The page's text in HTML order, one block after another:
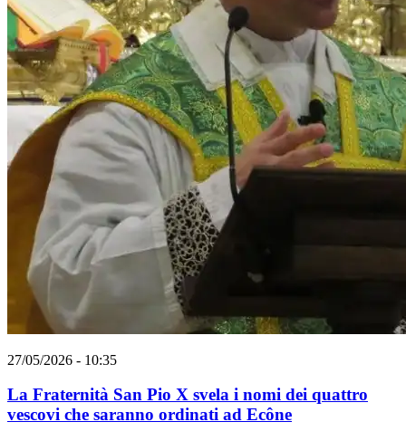
27/05/2026 - 10:35
La Fraternità San Pio X svela i nomi dei quattro
vescovi che saranno ordinati ad Ecône